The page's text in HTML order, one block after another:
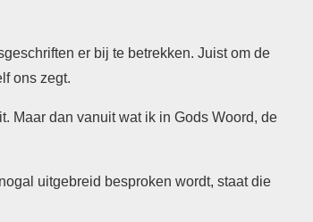
er bij te betrekken. Juist om de
ons zegt.
Maar dan vanuit wat ik in Gods Woord, de
uitgebreid besproken wordt, staat die